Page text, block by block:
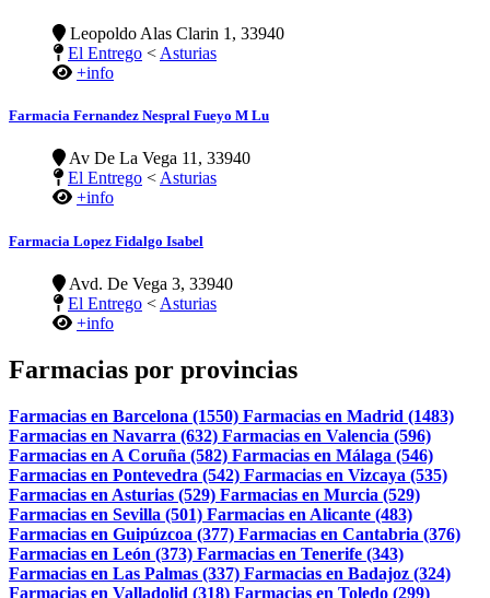
Leopoldo Alas Clarin 1, 33940
El Entrego < Asturias
+info
Farmacia Fernandez Nespral Fueyo M Lu
Av De La Vega 11, 33940
El Entrego <Asturias
+info
Farmacia Lopez Fidalgo Isabel
Avd. De Vega 3, 33940
El Entrego < Asturias
+info
Farmacias por provincias
Farmacias en Barcelona (1550) Farmacias en Madrid (1483)
Farmacias en Navarra (632) Farmacias en Valencia (596)
Farmacias en A Coruña (582) Farmacias en Málaga (546)
Farmacias en Pontevedra (542) Farmacias en Vizcaya (535)
Farmacias en Asturias (529) Farmacias en Murcia (529)
Farmacias en Sevilla (501) Farmacias en Alicante (483)
Farmacias en Guipúzcoa (377) Farmacias en Cantabria (376)
Farmacias en León (373) Farmacias en Tenerife (343)
Farmacias en Las Palmas (337) Farmacias en Badajoz (324)
Farmacias en Valladolid (318) Farmacias en Toledo (299)